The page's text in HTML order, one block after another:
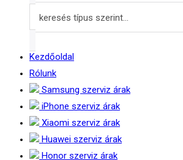
Kezdőoldal
Rólunk
Samsung szerviz árak
iPhone szerviz árak
Xiaomi szerviz árak
Huawei szerviz árak
Honor szerviz árak